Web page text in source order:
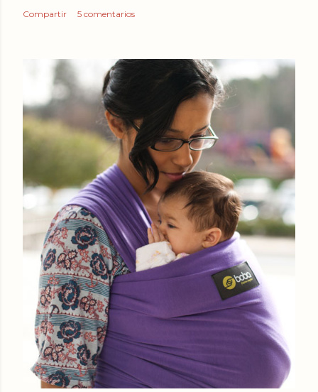
Compartir 5 comentarios